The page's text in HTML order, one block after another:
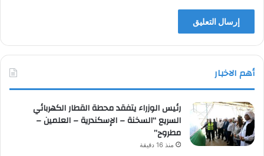
أهم الاخبار
رئيس الوزراء يتفقد محطة القطار الكهربائي
السريع “السخنة – الإسكندرية – العلمين –
مطروح”
منذ 16 دقيقة